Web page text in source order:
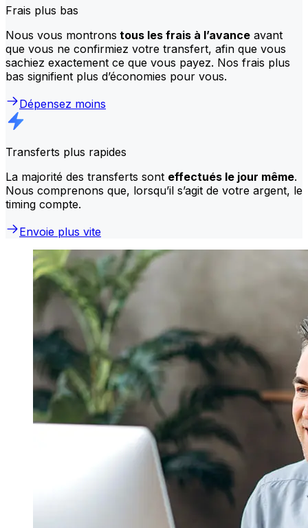
Frais plus bas
Nous vous montrons tous les frais à l’avance avant
que vous ne confirmiez votre transfert, afin que vous
sachiez exactement ce que vous payez. Nos frais plus
bas signifient plus d’économies pour vous.
Dépensez moins
Transferts plus rapides
La majorité des transferts sont effectués le jour même.
Nous comprenons que, lorsqu’il s’agit de votre argent, le
timing compte.
Envoie plus vite